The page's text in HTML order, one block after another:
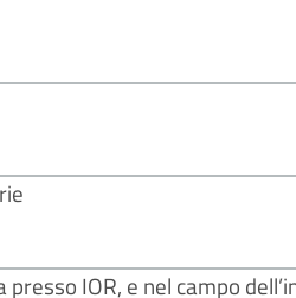
IOR, e nel campo